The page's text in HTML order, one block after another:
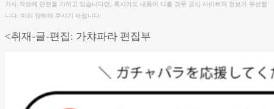
기사 작성에 만전을 기하고 있습니다만, 혹시라도 내용이 다를 경우 공식 사이트의 정보가 우선합
니다. 미리 양해해 주시기 바랍니다.
<취재-글-편집: 가챠파라 편집부